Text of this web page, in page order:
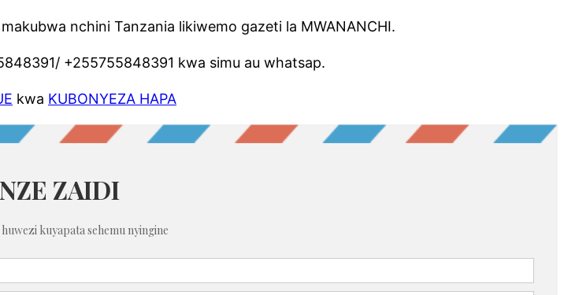
nchini Tanzania likiwemo gazeti la MWANANCHI.
+255755848391 kwa simu au whatsap.
kwa KUBONYEZA HAPA